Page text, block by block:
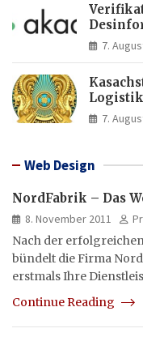
7.
und
7.
Web Design
NordFabrik – Das
8. November 2011
Nach der
bündelt die Firma
erstmals Ihre
Continue Reading